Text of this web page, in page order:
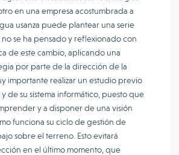
en una empresa acostumbrada a
usanza puede plantear una serie
se ha pensado y reflexionado con
de este cambio, aplicando una
por parte de la dirección de la
importante realizar un estudio previo
de su sistema informático, puesto que
y a disponer de una visión
funciona su ciclo de gestión de
sobre el terreno. Esto evitará
en el último momento, que